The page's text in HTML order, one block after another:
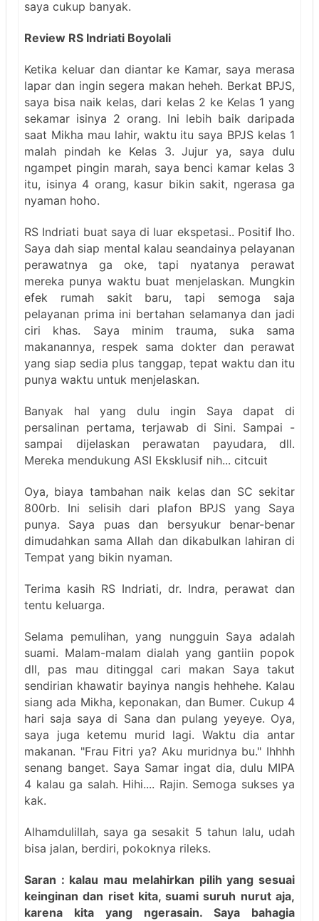
saya cukup banyak.
Review RS Indriati Boyolali
Ketika keluar dan diantar ke Kamar, saya merasa
lapar dan ingin segera makan heheh. Berkat BPJS,
saya bisa naik kelas, dari kelas 2 ke Kelas 1 yang
sekamar isinya 2 orang. Ini lebih baik daripada
saat Mikha mau lahir, waktu itu saya BPJS kelas 1
malah pindah ke Kelas 3. Jujur ya, saya dulu
ngampet pingin marah, saya benci kamar kelas 3
itu, isinya 4 orang, kasur bikin sakit, ngerasa ga
nyaman hoho.
RS Indriati buat saya di luar ekspetasi.. Positif lho.
Saya dah siap mental kalau seandainya pelayanan
perawatnya ga oke, tapi nyatanya perawat
mereka punya waktu buat menjelaskan. Mungkin
efek rumah sakit baru, tapi semoga saja
pelayanan prima ini bertahan selamanya dan jadi
ciri khas. Saya minim trauma, suka sama
makanannya, respek sama dokter dan perawat
yang siap sedia plus tanggap, tepat waktu dan itu
punya waktu untuk menjelaskan.
Banyak hal yang dulu ingin Saya dapat di
persalinan pertama, terjawab di Sini. Sampai -
sampai dijelaskan perawatan payudara, dll.
Mereka mendukung ASI Eksklusif nih... citcuit
Oya, biaya tambahan naik kelas dan SC sekitar
800rb. Ini selisih dari plafon BPJS yang Saya
punya. Saya puas dan bersyukur benar-benar
dimudahkan sama Allah dan dikabulkan lahiran di
Tempat yang bikin nyaman.
Terima kasih RS Indriati, dr. Indra, perawat dan
tentu keluarga.
Selama pemulihan, yang nungguin Saya adalah
suami. Malam-malam dialah yang gantiin popok
dll, pas mau ditinggal cari makan Saya takut
sendirian khawatir bayinya nangis hehhehe. Kalau
siang ada Mikha, keponakan, dan Bumer. Cukup 4
hari saja saya di Sana dan pulang yeyeye. Oya,
saya juga ketemu murid lagi. Waktu dia antar
makanan. "Frau Fitri ya? Aku muridnya bu." Ihhhh
senang banget. Saya Samar ingat dia, dulu MIPA
4 kalau ga salah. Hihi.... Rajin. Semoga sukses ya
kak.
Alhamdulillah, saya ga sesakit 5 tahun lalu, udah
bisa jalan, berdiri, pokoknya rileks.
Saran : kalau mau melahirkan pilih yang sesuai
keinginan dan riset kita, suami suruh nurut aja,
karena kita yang ngerasain. Saya bahagia